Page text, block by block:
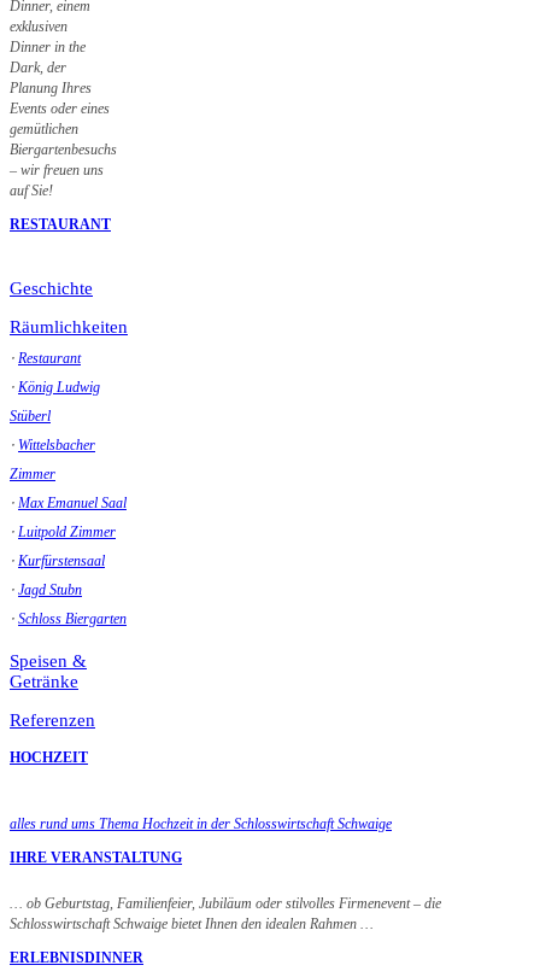
Dinner, einem
exklusiven
Dinner in the
Dark, der
Planung Ihres
Events oder eines
gemütlichen
Biergartenbesuchs
– wir freuen uns
auf Sie!
RESTAURANT
Geschichte
Räumlichkeiten
⋅ Restaurant
⋅ König Ludwig
Stüberl
⋅ Wittelsbacher
Zimmer
⋅ Max Emanuel Saal
⋅ Luitpold Zimmer
⋅ Kurfürstensaal
⋅ Jagd Stubn
⋅ Schloss Biergarten
Speisen &
Getränke
Referenzen
HOCHZEIT
alles rund ums Thema Hochzeit in der Schlosswirtschaft Schwaige
IHRE VERANSTALTUNG
… ob Geburtstag, Familienfeier, Jubiläum oder stilvolles Firmenevent – die
Schlosswirtschaft Schwaige bietet Ihnen den idealen Rahmen …
ERLEBNISDINNER